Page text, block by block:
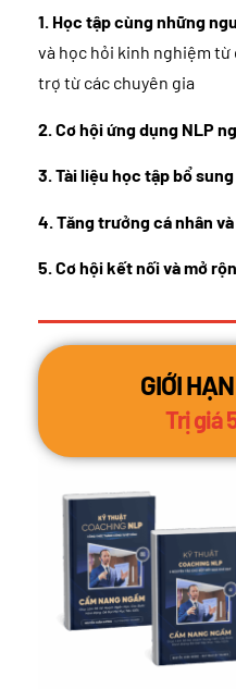
1. Học tập cùng những
và học hỏi kinh nghiệm
trợ từ các chuyên gia
2. Cơ hội ứng dụng NLP
3. Tài liệu học tập bổ
4. Tăng trưởng cá nhân
5. Cơ hội kết nối và mở
GIỚI
Trị giá